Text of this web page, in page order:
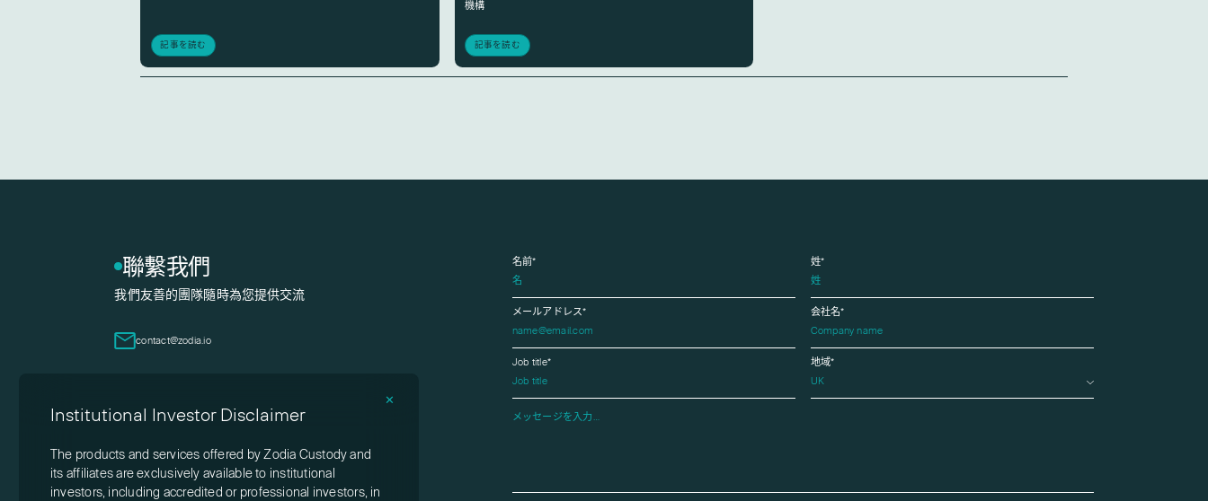
記事を読む
機構
記事を読む
聯繫我們
我們友善的團隊隨時為您提供交流
contact@zodia.io
名前* 姓*
メールアドレス* 会社名*
Job title* 地域*
Please leave this field empty.
Institutional Investor Disclaimer
The products and services offered by Zodia Custody and
its affiliates are exclusively available to institutional
investors, including accredited or professional investors, in
✕